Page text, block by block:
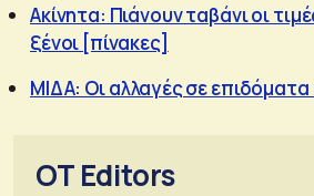
Ακίνητα: Πιάνουν ταβάνι οι
ξένοι [πίνακες]
ΜΙΔΑ: Οι αλλαγές σε επιδόματα
OT Editors